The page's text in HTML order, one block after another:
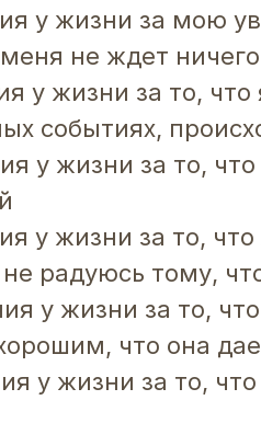
у жизни за мою
не ждет
у жизни за то,
событиях,
у жизни за то,
у жизни за то,
не радуюсь тому,
у жизни за то,
что она
у жизни за то,